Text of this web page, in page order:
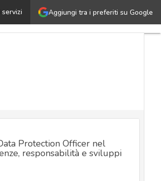
Aggiungi tra i preferiti su Google
nuove norme tecniche e linee
Protection Officer nel
responsabilità e sviluppi